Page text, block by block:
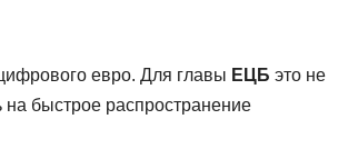
евро. Для главы ЕЦБ это не
на быстрое распространение